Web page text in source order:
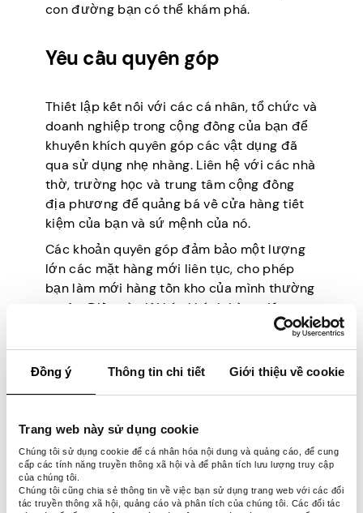
Đồng ý Thông tin chi tiết Giới thiệu về cookie
Trang web này sử dụng cookie
Chúng tôi sử dụng cookie để cá nhân hóa nội dung và quảng cáo, để cung
cấp các tính năng truyền thông xã hội và để phân tích lưu lượng truy cập
của chúng tôi.
Chúng tôi cũng chia sẻ thông tin về việc bạn sử dụng trang web với các đối
tác truyền thông xã hội, quảng cáo và phân tích của chúng tôi. Các đối tác
con đường bạn có thể khám phá.
Yêu cầu quyên góp
Thiết lập kết nối với các cá nhân, tổ chức và
doanh nghiệp trong cộng đồng của bạn để
khuyến khích quyên góp các vật dụng đã
qua sử dụng nhẹ nhàng. Liên hệ với các nhà
thờ, trường học và trung tâm cộng đồng
địa phương để quảng bá về cửa hàng tiết
kiệm của bạn và sứ mệnh của nó.
Các khoản quyên góp đảm bảo một lượng
lớn các mặt hàng mới liên tục, cho phép
bạn làm mới hàng tồn kho của mình thường
xuyên. Điều này lôi kéo khách hàng tiếp tục
quay lại để biết thêm, biết rằng luôn có
điều gì đó mới mẻ để họ mong đợi.
Tham gia vào các giao dịch
ký gửi
Hợp tác với những cá nhân có các mặt
hàng chất lượng nhưng không muốn quyên
góp chúng. Thiết lập một hệ thống ký gửi để